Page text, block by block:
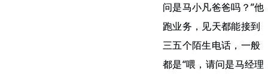
问是马小凡爸爸吗？”他
跑业务，见天都能接到
三五个陌生电话，一般
都是“喂，请问是马经理